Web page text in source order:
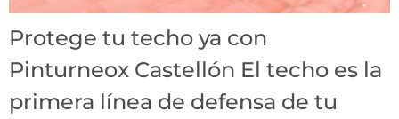
Protege tu techo ya con
Pinturneox Castellón El techo es la
primera línea de defensa de tu